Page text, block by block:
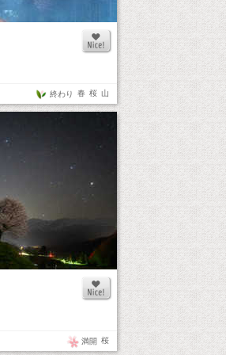
山
桜
春
終わり
桜
満開